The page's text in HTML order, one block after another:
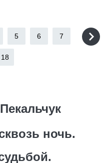
5 6 7
18
ночь.